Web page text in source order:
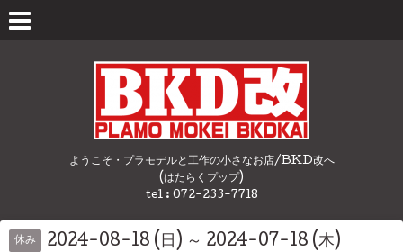
ようこそ・プラモデルと工作の小さなお店/BKD改へ
(はたらくプップ)
tel : 072-233-7718
休み 2024-08-18 (日) ～ 2024-07-18 (木)